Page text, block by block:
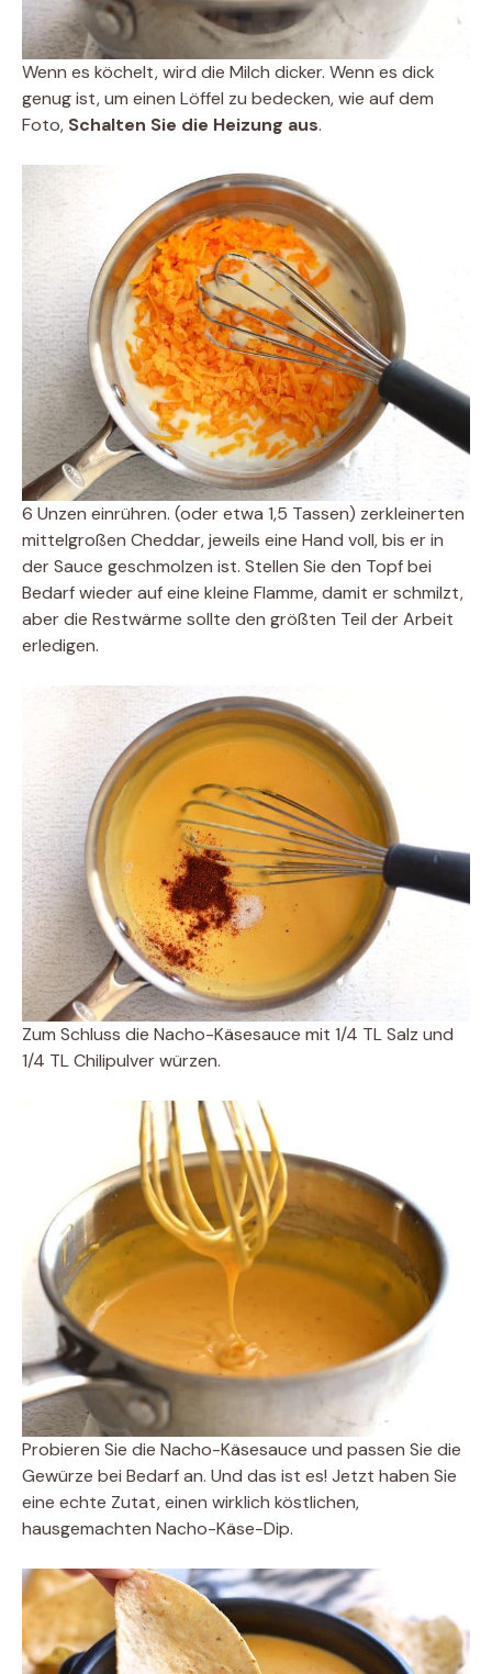
Wenn es köchelt, wird die Milch dicker. Wenn es dick
genug ist, um einen Löffel zu bedecken, wie auf dem
Foto, Schalten Sie die Heizung aus.
6 Unzen einrühren. (oder etwa 1,5 Tassen) zerkleinerten
mittelgroßen Cheddar, jeweils eine Hand voll, bis er in
der Sauce geschmolzen ist. Stellen Sie den Topf bei
Bedarf wieder auf eine kleine Flamme, damit er schmilzt,
aber die Restwärme sollte den größten Teil der Arbeit
erledigen.
Zum Schluss die Nacho-Käsesauce mit 1/4 TL Salz und
1/4 TL Chilipulver würzen.
Probieren Sie die Nacho-Käsesauce und passen Sie die
Gewürze bei Bedarf an. Und das ist es! Jetzt haben Sie
eine echte Zutat, einen wirklich köstlichen,
hausgemachten Nacho-Käse-Dip.